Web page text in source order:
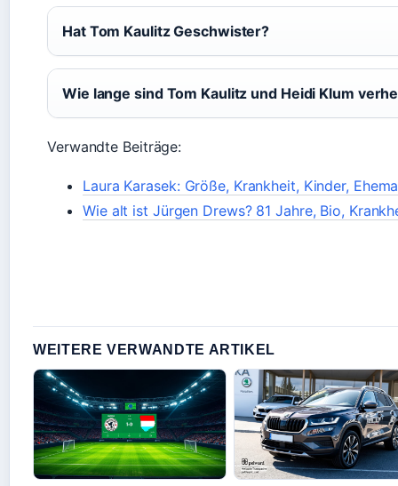
Hat Tom Kaulitz Geschwister?
Wie lange sind Tom Kaulitz und Heidi Klum
Verwandte Beiträge:
Laura Karasek: Größe, Krankheit, Kinder,
Wie alt ist Jürgen Drews? 81 Jahre, Bio,
WEITERE VERWANDTE ARTIKEL